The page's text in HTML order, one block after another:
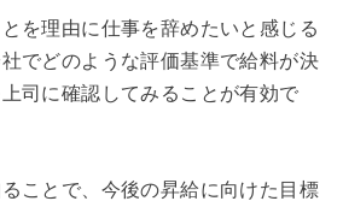
を理由に仕事を辞めたいと感じる
でどのような評価基準で給料が決
司に確認してみることが有効で
ことで、今後の昇給に向けた目標